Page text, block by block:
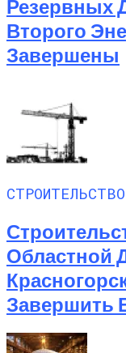
Резервных
Второго
Завершены
Областной
Завершить